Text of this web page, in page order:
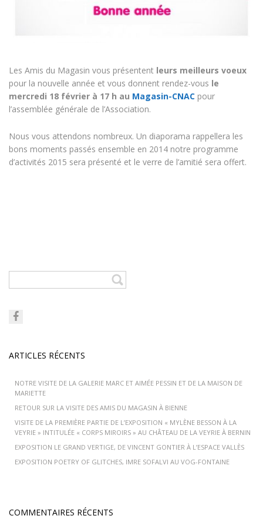
Les Amis du Magasin vous présentent leurs meilleurs voeux
pour la nouvelle année et vous donnent rendez-vous le
mercredi 18 février à 17 h au Magasin-CNAC pour
l’assemblée générale de l’Association.
Nous vous attendons nombreux. Un diaporama rappellera les
bons moments passés ensemble en 2014 notre programme
d’activités 2015 sera présenté et le verre de l’amitié sera offert.
ARTICLES RÉCENTS
NOTRE VISITE DE LA GALERIE MARC ET AIMÉE PESSIN ET DE LA MAISON DE
MARIETTE
RETOUR SUR LA VISITE DES AMIS DU MAGASIN À BIENNE
VISITE DE LA PREMIÈRE PARTIE DE L’EXPOSITION « MYLÈNE BESSON À LA
VEYRIE » INTITULÉE « CORPS MIROIRS » AU CHÂTEAU DE LA VEYRIE À BERNIN
EXPOSITION LE GRAND VERTIGE, DE VINCENT GONTIER À L’ESPACE VALLÈS
EXPOSITION POETRY OF GLITCHES, IMRE SOFALVI AU VOG-FONTAINE
COMMENTAIRES RÉCENTS